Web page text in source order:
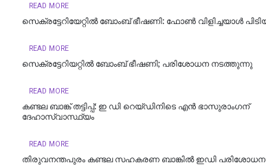
READ MORE
സെക്രട്ടേറിയേറ്റിൽ ബോംബ് ഭീഷണി: ഫോൺ വിളിച്ചയാൾ
READ MORE
സെക്രട്ടേറിയറ്റിൽ ബോംബ് ഭീഷണി; പരിശോധന നടത്തുന്നു
READ MORE
കണ്ടല ബാങ്ക് തട്ടിപ്പ്: ഇ ഡി റെയ്‌ഡിനിടെ എൻ ഭാസുരാംഗന്
ദേഹാസ്വാസ്ഥ്യം
READ MORE
തിരുവനന്തപുരം കണ്ടല സഹകരണ ബാങ്കിൽ ഇഡി പരിശോധന